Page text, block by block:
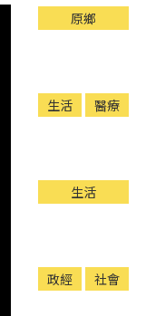
原鄉
生活 醫療
生活
政經 社會